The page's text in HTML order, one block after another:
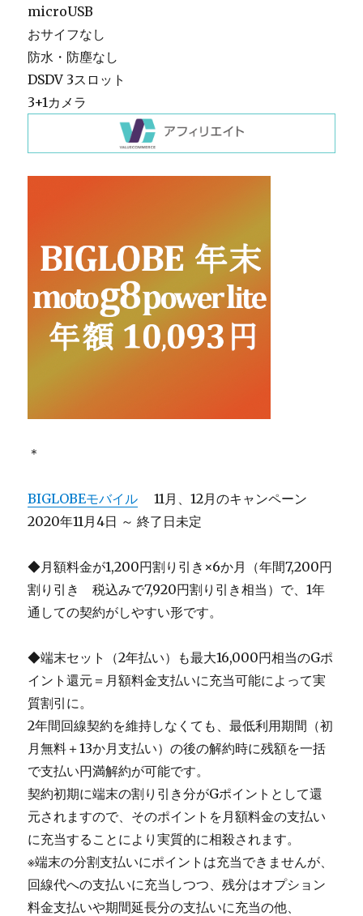
microUSB
おサイフなし
防水・防塵なし
DSDV 3スロット
3+1カメラ
＊
BIGLOBEモバイル 11月、12月のキャンペーン
2020年11月4日 ～ 終了日未定
◆月額料金が1,200円割り引き×6か月（年間7,200円
割り引き 税込みで7,920円割り引き相当）で、1年
通しての契約がしやすい形です。
◆端末セット（2年払い）も最大16,000円相当のGポ
イント還元＝月額料金支払いに充当可能によって実
質割引に。
2年間回線契約を維持しなくても、最低利用期間（初
月無料＋13か月支払い）の後の解約時に残額を一括
で支払い円満解約が可能です。
契約初期に端末の割り引き分がGポイントとして還
元されますので、そのポイントを月額料金の支払い
に充当することにより実質的に相殺されます。
※端末の分割支払いにポイントは充当できませんが、
回線代への支払いに充当しつつ、残分はオプション
料金支払いや期間延長分の支払いに充当の他、